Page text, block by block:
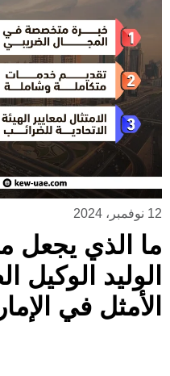
12 نوفمبر، 2024
ما الذي يجعل
الوليد الوكيل
الأمثل في